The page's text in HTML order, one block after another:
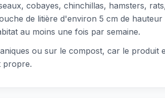
cobayes, chinchillas, hamsters,
de litière d'environ 5 cm de
au moins une fois par semaine.
ou sur le compost, car le produit
propre.